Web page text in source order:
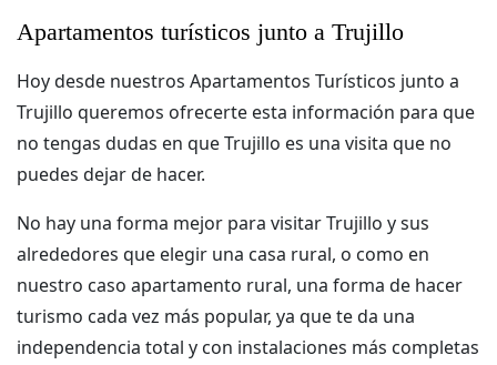
Apartamentos turísticos junto a Trujillo
Hoy desde nuestros Apartamentos Turísticos junto a
Trujillo queremos ofrecerte esta información para que
no tengas dudas en que Trujillo es una visita que no
puedes dejar de hacer.
No hay una forma mejor para visitar Trujillo y sus
alrededores que elegir una casa rural, o como en
nuestro caso apartamento rural, una forma de hacer
turismo cada vez más popular, ya que te da una
independencia total y con instalaciones más completas